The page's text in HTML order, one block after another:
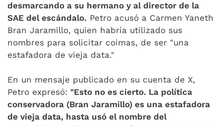
desmarcando a su hermano y al director de la
SAE del escándalo. Petro acusó a Carmen Yaneth
Bran Jaramillo, quien habría utilizado sus
nombres para solicitar coimas, de ser "una
estafadora de vieja data."
En un mensaje publicado en su cuenta de X,
Petro expresó: "Esto no es cierto. La política
conservadora (Bran Jaramillo) es una estafadora
de vieja data, hasta usó el nombre del